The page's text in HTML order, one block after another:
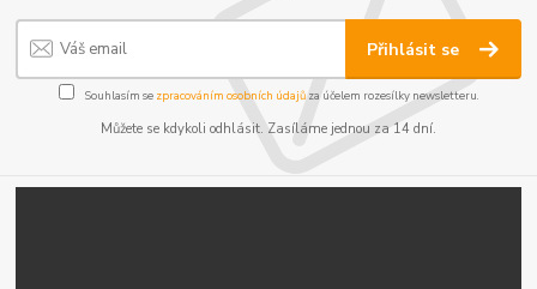
Přihlásit se
Souhlasím se zpracováním osobních údajůza účelem rozesílky newsletteru.
Můžete se kdykoli odhlásit. Zasíláme jednou za 14 dní.